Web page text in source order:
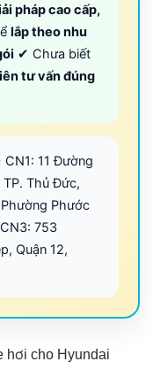
pháp cao cấp,
lắp theo nhu
✔ Chưa biết
tư vấn đúng
CN1: 11 Đường
Thủ Đức,
Phước
753
Quận 12,